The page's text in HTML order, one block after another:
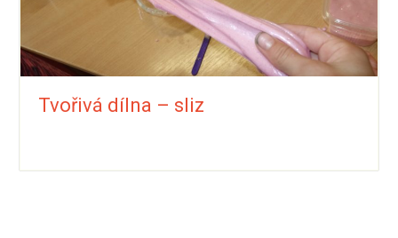
Tvořivá dílna – sliz